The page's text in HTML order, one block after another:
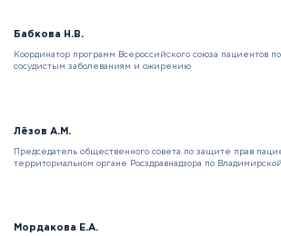
Бабкова Н.В.
Координатор программ Всероссийского союза пациентов
сосудистым заболеваниям и ожирению
Лёзов А.М.
Председатель общественного совета по защите прав
территориальном органе Росздравнадзора по
Мордакова Е.А.